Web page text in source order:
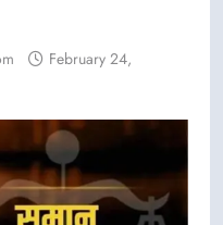
February 24,